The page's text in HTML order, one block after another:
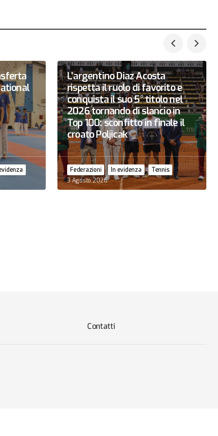
L’argentino Diaz Acosta
rispetta il ruolo di favorito e
conquista il suo 5° titolo nel
2026 tornando di slancio in
Top 100: sconfitto in finale il
croato Poljicak
Federazioni In evidenza
Tennis
3 Agosto 2026
Contatti